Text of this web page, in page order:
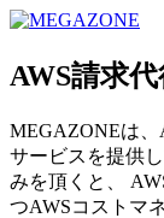
AWS請求
MEGAZONEは
サービスを提供
みを頂くと、
つAWSコストマ